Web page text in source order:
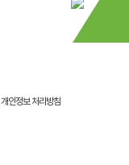
개인정보 처리방침